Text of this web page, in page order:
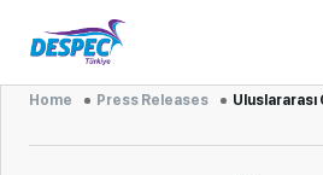
Home Press Releases Uluslararası